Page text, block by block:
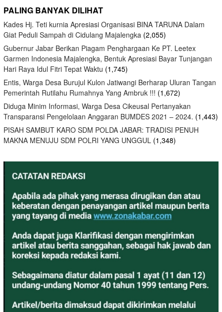
PALING BANYAK DILIHAT
Kades Hj. Teti kurnia Apresiasi Organisasi BINA TARUNA Dalam
Giat Peduli Sampah di Cidulang Majalengka (2,055)
Gubernur Jabar Berikan Piagam Penghargaan Ke PT. Leetex
Garmen Indonesia Majalengka, Bentuk Apresiasi Bayar Tunjangan
Hari Raya Idul Fitri Tepat Waktu (1,745)
Entis, Warga Desa Burujul Kulon Jatiwangi Berharap Uluran Tangan
Pemerintah Rutilahu Rumahnya Yang Ambruk !!! (1,672)
Diduga Minim Informasi, Warga Desa Cikeusal Pertanyakan
Transparansi Pengelolaan Anggaran BUMDES 2021 – 2024. (1,443)
PISAH SAMBUT KARO SDM POLDA JABAR: TRADISI PENUH
MAKNA MENUJU SDM POLRI YANG UNGGUL (1,348)